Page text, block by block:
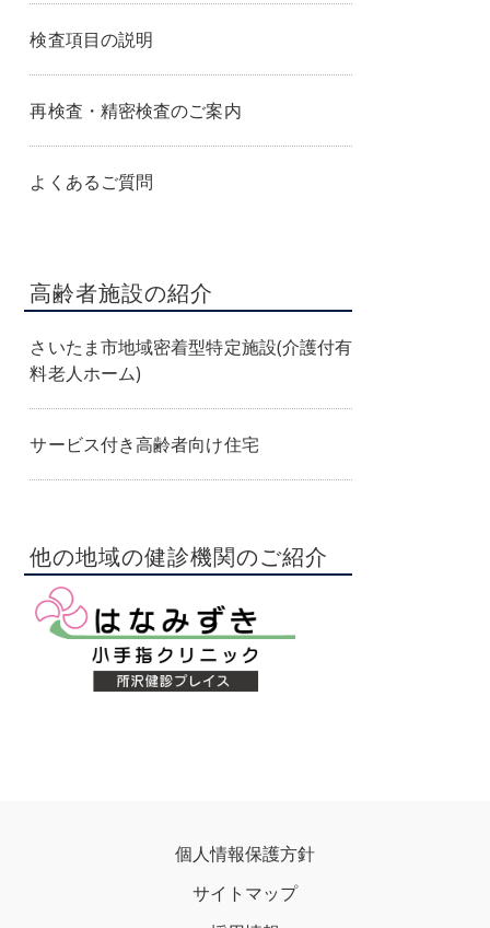
検査項目の説明
再検査・精密検査のご案内
よくあるご質問
高齢者施設の紹介
さいたま市地域密着型特定施設(介護付有
料老人ホーム)
サービス付き高齢者向け住宅
他の地域の健診機関のご紹介
個人情報保護方針
サイトマップ